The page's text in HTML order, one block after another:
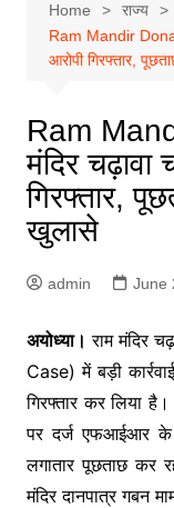
Home
राज्य
Ram Mandir
आरोपी गिरफ्तार,
Ram
मंदिर चढ़ावा
गिरफ्तार,
खुलासे
admin June
अयोध्या। राम मंदिर
Case) में बड़ी
गिरफ्तार कर लिया
पर दर्ज एफआईआर के
लगातार पूछताछ कर
मंदिर दानपात्र गबन